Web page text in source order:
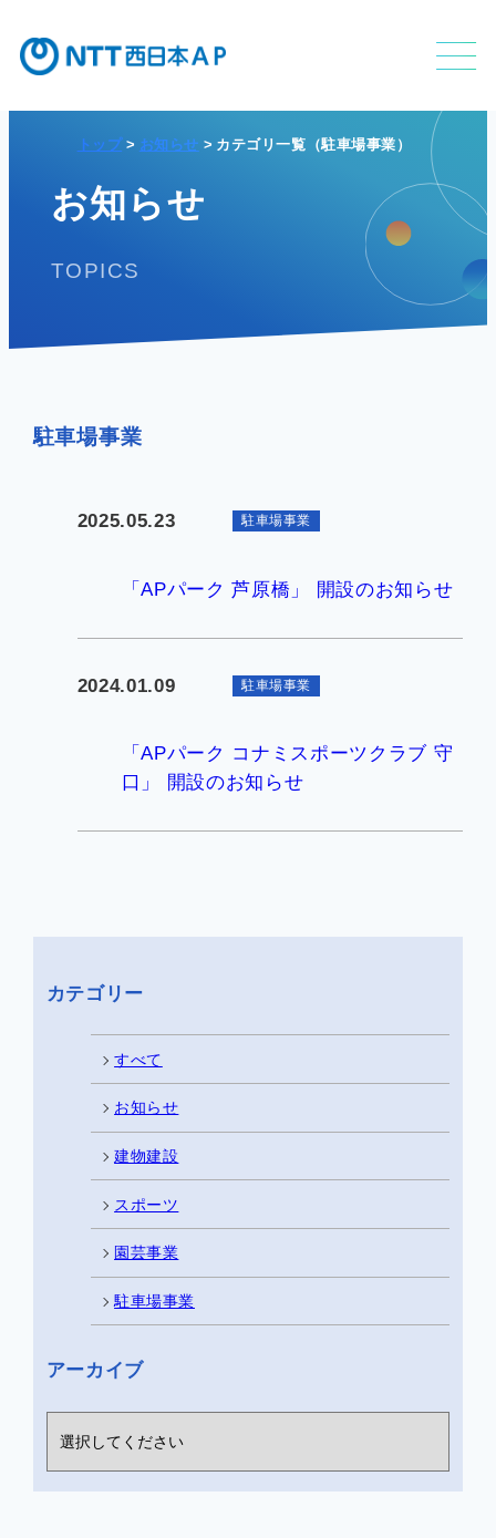
お知らせ
よくあるご質問
APの特長
お知らせ
TOPICS
トップ お知らせ カテゴリ一覧（駐車場事業）
駐車場事業
2025.05.23 駐車場事業
「APパーク 芦原橋」 開設のお知らせ
2024.01.09 駐車場事業
「APパーク コナミスポーツクラブ 守
口」 開設のお知らせ
カテゴリー
すべて
お知らせ
建物建設
スポーツ
園芸事業
駐車場事業
アーカイブ